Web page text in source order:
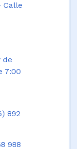
Calle
de
7:00
892
988